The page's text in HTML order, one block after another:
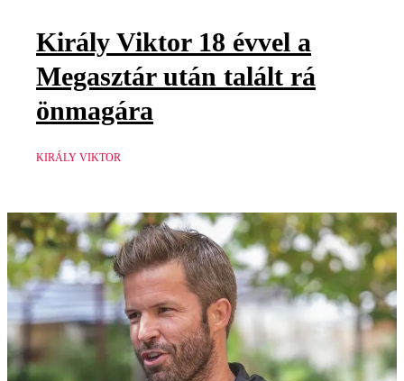
Király Viktor 18 évvel a
Megasztár után talált rá
önmagára
KIRÁLY VIKTOR